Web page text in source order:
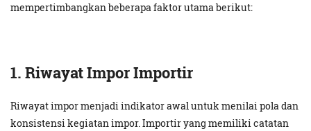
mempertimbangkan beberapa faktor utama berikut:
1. Riwayat Impor Importir
Riwayat impor menjadi indikator awal untuk menilai pola dan
konsistensi kegiatan impor. Importir yang memiliki catatan